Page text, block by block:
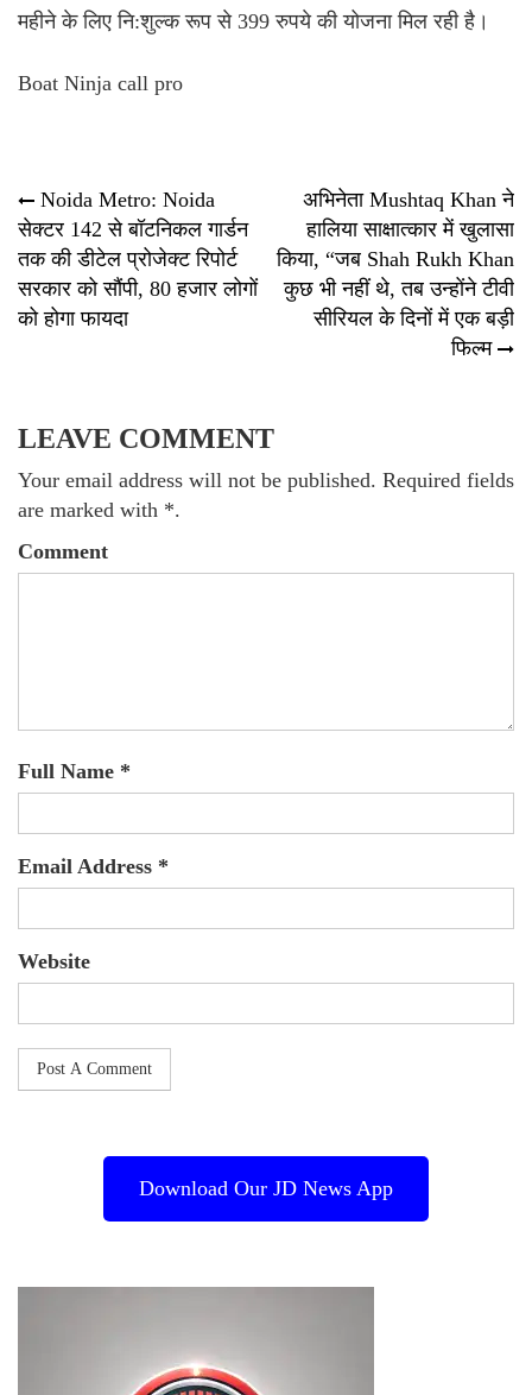
महीने के लिए नि:शुल्क रूप से 399 रुपये की योजना मिल रही है।
Boat Ninja call pro
Post
navigation
Noida Metro: Noida
सेक्टर 142 से बॉटनिकल गार्डन
तक की डीटेल प्रोजेक्ट रिपोर्ट
सरकार को सौंपी, 80 हजार लोगों
को होगा फायदा
अभिनेता Mushtaq Khan ने
हालिया साक्षात्कार में खुलासा
किया, “जब Shah Rukh Khan
कुछ भी नहीं थे, तब उन्होंने टीवी
सीरियल के दिनों में एक बड़ी
फिल्म
LEAVE COMMENT
Your email address will not be published. Required fields
are marked with *.
Comment
Full Name *
Email Address *
Website
Download Our JD News App